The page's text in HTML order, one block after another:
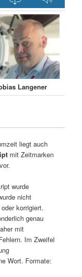
Langener
liegt auch
mit Zeitmarken
wurde
nicht
korrigiert.
genau
mit
Im Zweifel
Wort. Formate: